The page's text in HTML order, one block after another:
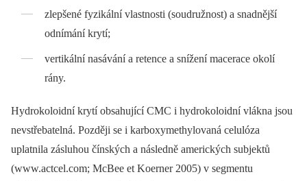
zlepšené fyzikální vlastnosti (soudružnost) a snadnější
odnímání krytí;
vertikální nasávání a retence a snížení macerace okolí
rány.
Hydrokoloidní krytí obsahující CMC i hydrokoloidní vlákna jsou
nevstřebatelná. Později se i karboxymethylovaná celulóza
uplatnila zásluhou čínských a následně amerických subjektů
(www.actcel.com; McBee et Koerner 2005) v segmentu